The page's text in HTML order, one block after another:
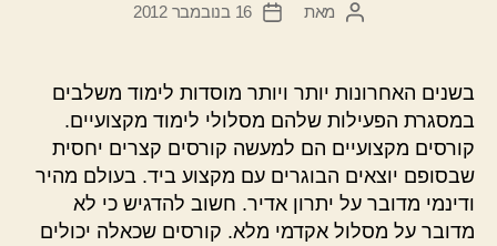
המחבר
מאת
תאריך
16 בנובמבר 2012
בשנים האחרונות יותר ויותר מוסדות לימוד משלבים
במסגרת הפעילות שלהם מסלולי לימוד מקצועיים.
קורסים מקצועיים הם למעשה קורסים קצרים יחסית
שבסופם יוצאים הבוגרים עם מקצוע ביד. בעולם מהיר
ודינמי מדובר על יתרון אדיר. חשוב להדגיש כי לא
מדובר על מסלול אקדמי מלא. קורסים שכאלה יכולים